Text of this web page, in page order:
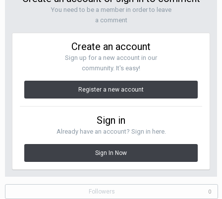
You need to be a member in order to leave
a comment
Create an account
Sign up for a new account in our
community. It's easy!
Register a new account
Sign in
Already have an account? Sign in here.
Sign In Now
Followers 0